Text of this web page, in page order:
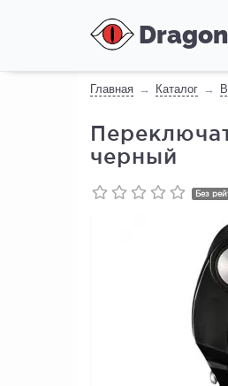
Главная Каталог
черный
Без